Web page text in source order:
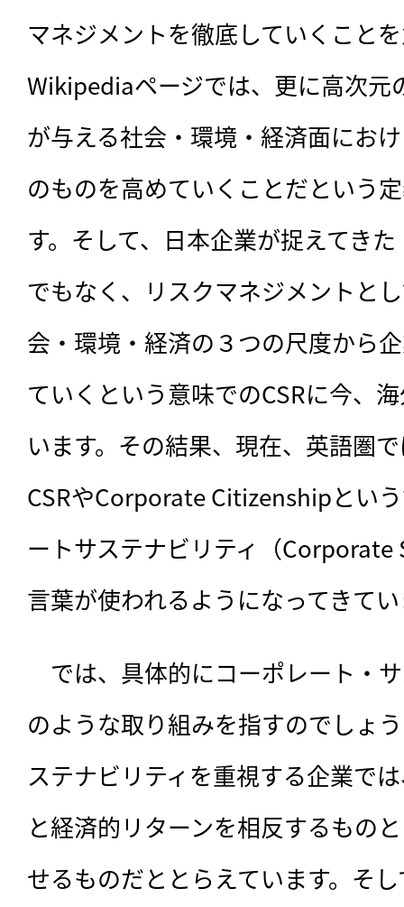
マネジメントを徹底していくこと
Wikipediaページでは、更に高次元
が与える社会・環境・経済面にお
のものを高めていくことだという
す。そして、日本企業が捉えてき
でもなく、リスクマネジメントと
会・環境・経済の３つの尺度から
ていくという意味でのCSRに今、
います。その結果、現在、英語圏
CSRやCorporate Citizenshipとい
ートサステナビリティ（
言葉が使われるようになってきて
では、具体的にコーポレート・
のような取り組みを指すのでしょ
ステナビリティを重視する企業で
と経済的リターンを相反するもの
せるものだととらえています。そ